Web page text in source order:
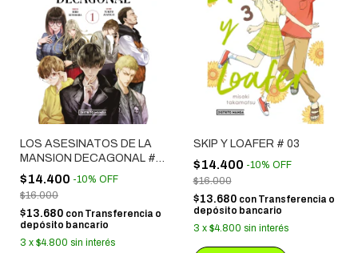
LOS ASESINATOS DE LA
MANSION DECAGONAL #
01
$14.400 -10% OFF
$16.000
$13.680 con Transferencia o
depósito bancario
3 x $4.800 sin interés
SKIP Y LOAFER # 03
$14.400 -10% OFF
$16.000
$13.680 con Transferencia o
depósito bancario
3 x $4.800 sin interés